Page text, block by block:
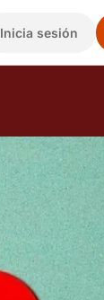
Inicia sesión